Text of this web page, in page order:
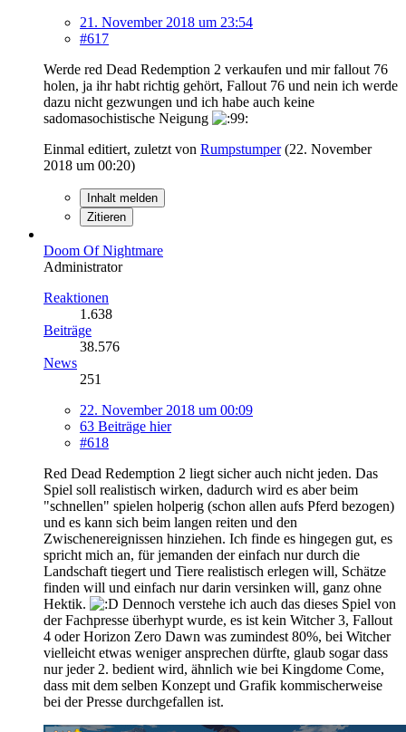
21. November 2018 um 23:54
#617
Werde red Dead Redemption 2 verkaufen und mir fallout 76
holen, ja ihr habt richtig gehört, Fallout 76 und nein ich werde
dazu nicht gezwungen und ich habe auch keine
sadomasochistische Neigung
Einmal editiert, zuletzt von Rumpstumper(22. November
2018 um 00:20)
Inhalt melden
Zitieren
Doom Of Nightmare
Administrator
Reaktionen
1.638
Beiträge
38.576
News
251
22. November 2018 um 00:09
63 Beiträge hier
#618
Red Dead Redemption 2 liegt sicher auch nicht jeden. Das
Spiel soll realistisch wirken, dadurch wird es aber beim
"schnellen" spielen holperig (schon allen aufs Pferd bezogen)
und es kann sich beim langen reiten und den
Zwischenereignissen hinziehen. Ich finde es hingegen gut, es
spricht mich an, für jemanden der einfach nur durch die
Landschaft tiegert und Tiere realistisch erlegen will, Schätze
finden will und einfach nur darin versinken will, ganz ohne
Hektik.
Dennoch verstehe ich auch das dieses Spiel von
der Fachpresse überhypt wurde, es ist kein Witcher 3, Fallout
4 oder Horizon Zero Dawn was zumindest 80%, bei Witcher
vielleicht etwas weniger ansprechen dürfte, glaub sogar dass
nur jeder 2. bedient wird, ähnlich wie bei Kingdome Come,
dass mit dem selben Konzept und Grafik kommischerweise
bei der Presse durchgefallen ist.